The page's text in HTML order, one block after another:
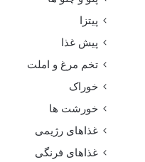
پیتزا
پیش غذا
تخم مرغ و املت
خوراک
خورشت ها
غذاهای رژیمی
غذاهای فرنگی